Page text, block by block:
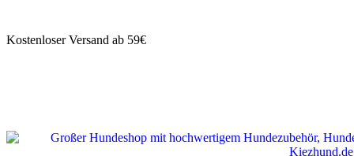
Kostenloser Versand ab 59€